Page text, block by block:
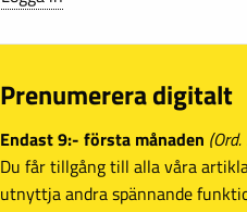
Prenumerera digitalt
Endast 9:- första månaden
Du får tillgång till alla våra
utnyttja andra spännande